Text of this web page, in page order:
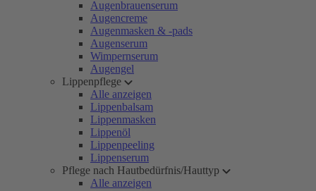
Augenbrauenserum
Augencreme
Augenmasken & -pads
Augenserum
Wimpernserum
Augengel
Lippenpflege
Alle anzeigen
Lippenbalsam
Lippenmasken
Lippenöl
Lippenpeeling
Lippenserum
Pflege nach Hautbedürfnis/Hauttyp
Alle anzeigen